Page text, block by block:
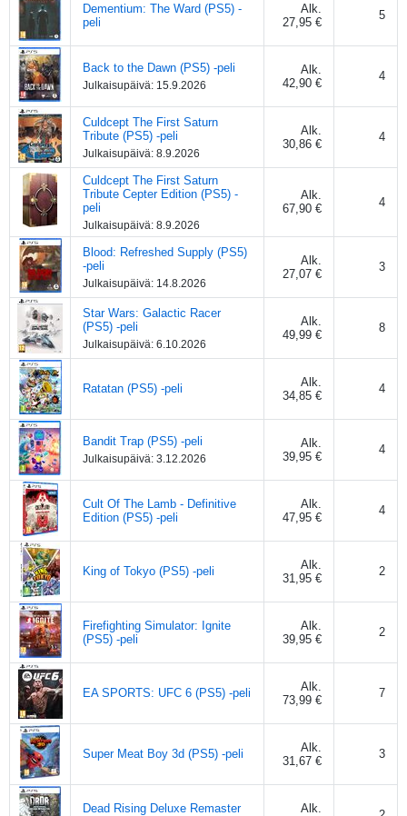
Dementium: The Ward (PS5) -
peli
Alk.
27,95 €
5
Back to the Dawn (PS5) -peli
Julkaisupäivä: 15.9.2026
Alk.
42,90 €
4
Culdcept The First Saturn
Tribute (PS5) -peli
Julkaisupäivä: 8.9.2026
Alk.
30,86 €
4
Culdcept The First Saturn
Tribute Cepter Edition (PS5) -
peli
Julkaisupäivä: 8.9.2026
Alk.
67,90 €
4
Blood: Refreshed Supply (PS5)
-peli
Julkaisupäivä: 14.8.2026
Alk.
27,07 €
3
Star Wars: Galactic Racer
(PS5) -peli
Julkaisupäivä: 6.10.2026
Alk.
49,99 €
8
Ratatan (PS5) -peli
Alk.
34,85 €
4
Bandit Trap (PS5) -peli
Julkaisupäivä: 3.12.2026
Alk.
39,95 €
4
Cult Of The Lamb - Definitive
Edition (PS5) -peli
Alk.
47,95 €
4
King of Tokyo (PS5) -peli
Alk.
31,95 €
2
Firefighting Simulator: Ignite
(PS5) -peli
Alk.
39,95 €
2
EA SPORTS: UFC 6 (PS5) -peli
Alk.
73,99 €
7
Super Meat Boy 3d (PS5) -peli
Alk.
31,67 €
3
Dead Rising Deluxe Remaster
Alk.